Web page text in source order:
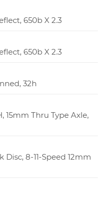
650b X 2.3
650b X 2.3
32h
15mm Thru Type Axle,
8-11-Speed 12mm